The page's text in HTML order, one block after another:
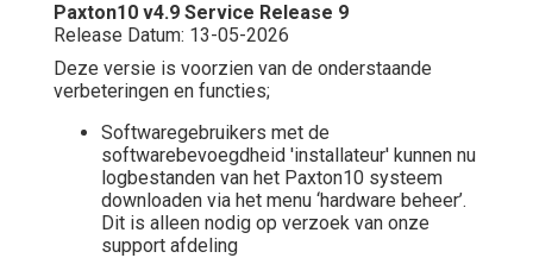
Paxton10 v4.9 Service Release 9
Release Datum: 13-05-2026
Deze versie is voorzien van de onderstaande
verbeteringen en functies;
Softwaregebruikers met de
softwarebevoegdheid 'installateur' kunnen nu
logbestanden van het Paxton10 systeem
downloaden via het menu ‘hardware beheer’.
Dit is alleen nodig op verzoek van onze
support afdeling